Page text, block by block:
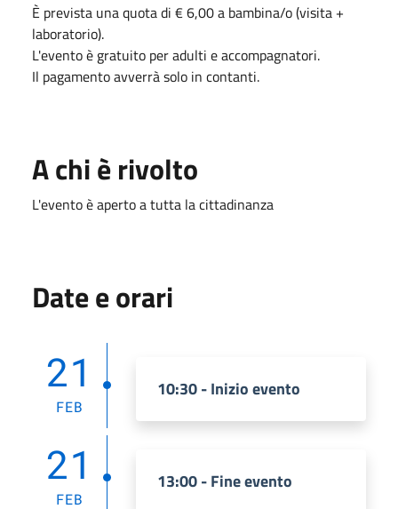
È prevista una quota di € 6,00 a bambina/o (visita +
laboratorio).
L'evento è gratuito per adulti e accompagnatori.
Il pagamento avverrà solo in contanti.
A chi è rivolto
L'evento è aperto a tutta la cittadinanza
Date e orari
21
FEB
10:30 - Inizio evento
21
FEB
13:00 - Fine evento